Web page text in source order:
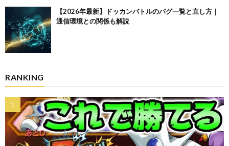
【2026年最新】ドッカンバトルのバグ一覧と直し方｜
通信環境との関係も解説
RANKING